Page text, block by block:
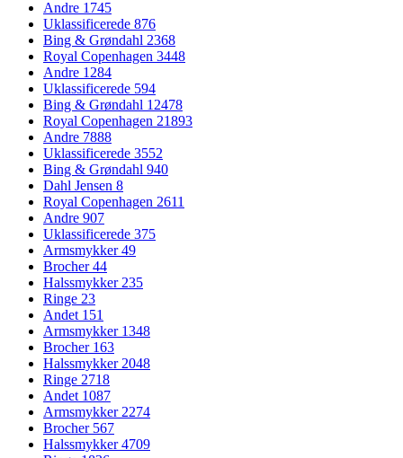
Andre 1745
Uklassificerede 876
Bing & Grøndahl 2368
Royal Copenhagen 3448
Andre 1284
Uklassificerede 594
Bing & Grøndahl 12478
Royal Copenhagen 21893
Andre 7888
Uklassificerede 3552
Bing & Grøndahl 940
Dahl Jensen 8
Royal Copenhagen 2611
Andre 907
Uklassificerede 375
Armsmykker49
Brocher44
Halssmykker235
Ringe 23
Andet 151
Armsmykker 1348
Brocher 163
Halssmykker2048
Ringe 2718
Andet 1087
Armsmykker2274
Brocher 567
Halssmykker4709